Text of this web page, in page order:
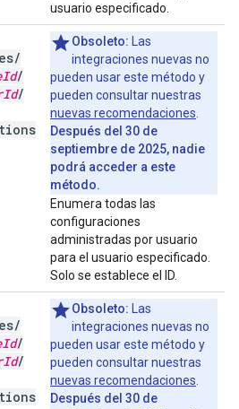
usuario especificado.
/
Id/
Id/
Obsoleto: Las
integraciones nuevas no
pueden usar este método y
pueden consultar nuestras
nuevas recomendaciones
Después del 30 de
septiembre de 2025, nadie
podrá acceder a este
método.
Enumera todas las
configuraciones
administradas por usuario
para el usuario especificado.
Solo se establece el ID.
/
Id/
Id/
Obsoleto: Las
integraciones nuevas no
pueden usar este método y
pueden consultar nuestras
nuevas recomendaciones
Después del 30 de